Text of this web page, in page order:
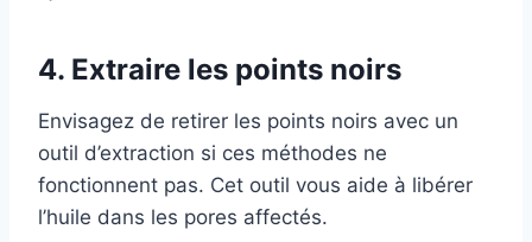
4. Extraire les points noirs
Envisagez de retirer les points noirs avec un
outil d’extraction si ces méthodes ne
fonctionnent pas. Cet outil vous aide à libérer
l’huile dans les pores affectés.